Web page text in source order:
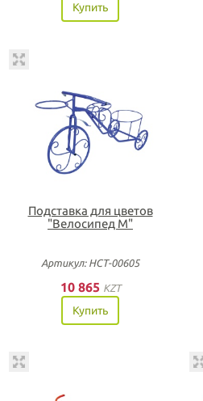
Купить
Подставка для цветов
"Велосипед М"
Артикул: НСТ-00605
10 865 KZT
Купить